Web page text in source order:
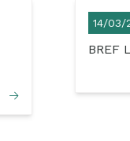
14/03/
BREF